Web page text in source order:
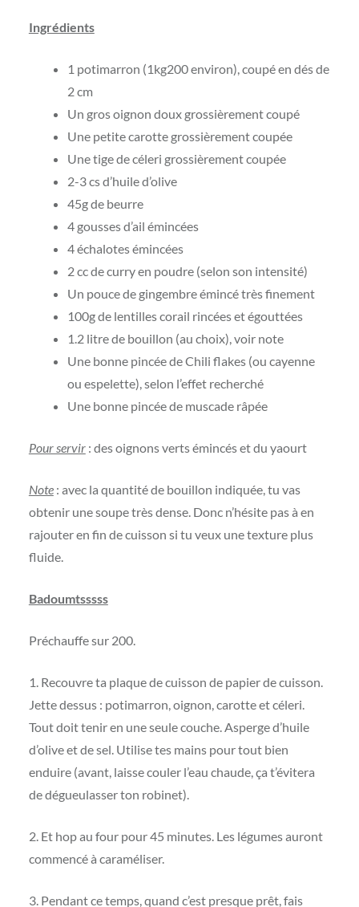
Ingrédients
1 potimarron (1kg200 environ), coupé en dés de
2 cm
Un gros oignon doux grossièrement coupé
Une petite carotte grossièrement coupée
Une tige de céleri grossièrement coupée
2-3 cs d’huile d’olive
45g de beurre
4 gousses d’ail émincées
4 échalotes émincées
2 cc de curry en poudre (selon son intensité)
Un pouce de gingembre émincé très finement
100g de lentilles corail rincées et égouttées
1.2 litre de bouillon (au choix), voir note
Une bonne pincée de Chili flakes (ou cayenne
ou espelette), selon l’effet recherché
Une bonne pincée de muscade râpée
Pour servir: des oignons verts émincés et du yaourt
Note: avec la quantité de bouillon indiquée, tu vas
obtenir une soupe très dense. Donc n’hésite pas à en
rajouter en fin de cuisson si tu veux une texture plus
fluide.
Badoumtsssss
Préchauffe sur 200.
1. Recouvre ta plaque de cuisson de papier de cuisson.
Jette dessus : potimarron, oignon, carotte et céleri.
Tout doit tenir en une seule couche. Asperge d’huile
d’olive et de sel. Utilise tes mains pour tout bien
enduire (avant, laisse couler l’eau chaude, ça t’évitera
de dégueulasser ton robinet).
2. Et hop au four pour 45 minutes. Les légumes auront
commencé à caraméliser.
3. Pendant ce temps, quand c’est presque prêt, fais